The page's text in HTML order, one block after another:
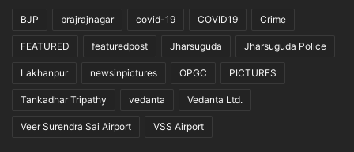
BJP brajrajnagar covid-19 COVID19 Crime
FEATURED featuredpost Jharsuguda Jharsuguda Police
Lakhanpur newsinpictures OPGC PICTURES
Tankadhar Tripathy vedanta Vedanta Ltd.
Veer Surendra Sai Airport VSS Airport